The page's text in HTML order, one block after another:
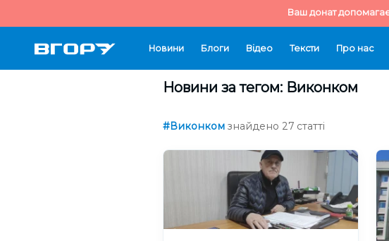
Ваш донат
Новини Блоги Відео Тексти Про нас
Новини за тегом: Виконком
#Виконком знайдено 27 статті